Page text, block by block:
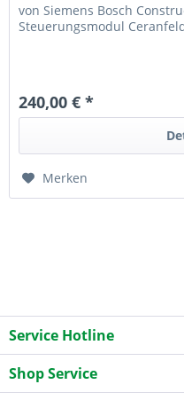
von Siemens Bosch
Steuerungsmodul
240,00 € *
Merken
Service Hotline
Shop Service